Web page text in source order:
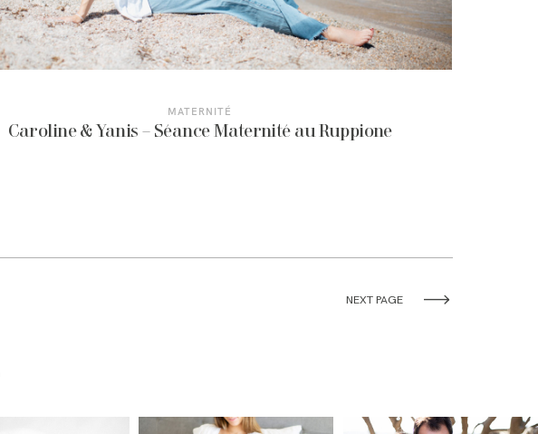
MATERNITÉ
Caroline & Yanis – Séance Maternité au Ruppione
NEXT PAGE